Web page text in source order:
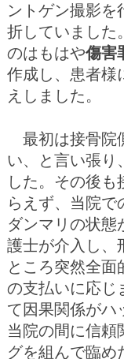
ントゲン撮影を
折していました
のはもはや傷害
作成し、患者様
えしました。
最初は接骨院
い、と言い張り
した。その後
らえず、当院で
ダンマリの状態
護士が介入し、
ところ突然全面
の支払いに応じ
て因果関係がハ
当院の間に信頼
グを組んで臨め